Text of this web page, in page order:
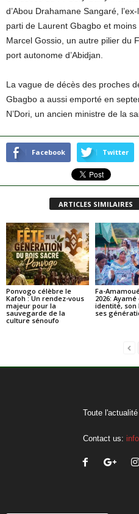
d’Abou Drahamane Sangaré,
parti de Laurent Gbagbo et
Marcel Gossio, un autre pilier du
port autonome d’Abidjan.
La vague de décès des proches
Gbagbo a aussi emporté en
N’Dori, un ancien ministre de la
Facebook Twitter
ARTICLES SIMILAIRES
Ponvogo célèbre le
Kafoh : Un rendez-vous
majeur pour la
sauvegarde de la
culture sénoufo
Fa-
2026:
identité,
ses
Toute l'actualité
Contact us: